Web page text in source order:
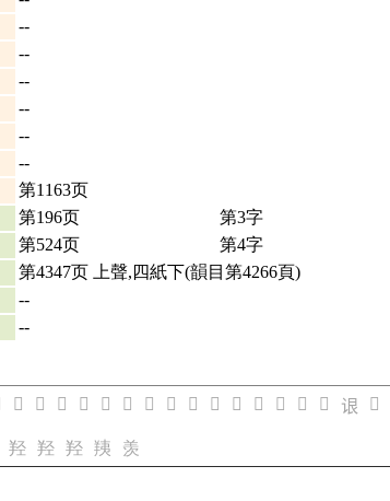
--
--
--
--
--
--
第1163页
第196页
第3字
第524页
第4字
第4347页 上聲,四紙下(韻目第4266頁)
--
--
𬣣 𬣤 𬣥 𬣦 𬣧 𬣨 𬣩 𬣫 𬣬 𬣭 𬣮 𬣯 𬣰 𬣱 𬣲 𬣳 𬣵
羟 羟 羟 羠 羡